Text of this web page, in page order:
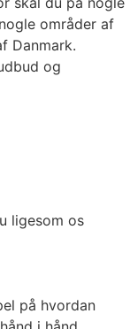
områder af
Danmark.
og
ligesom os